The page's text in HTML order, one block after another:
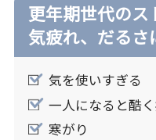
更年期世代のス
気疲れ、だるさ
気を使いすぎる
一人になると酷
寒がり